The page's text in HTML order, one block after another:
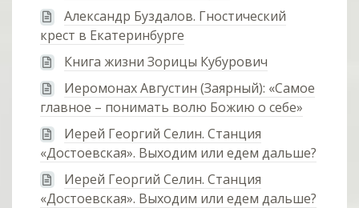
Александр Буздалов. Гностический
крест в Екатеринбурге
Книга жизни Зорицы Кубурович
Иеромонах Августин (Заярный): «Самое
главное – понимать волю Божию о себе»
Иерей Георгий Селин. Станция
«Достоевская». Выходим или едем дальше?
Иерей Георгий Селин. Станция
«Достоевская». Выходим или едем дальше?